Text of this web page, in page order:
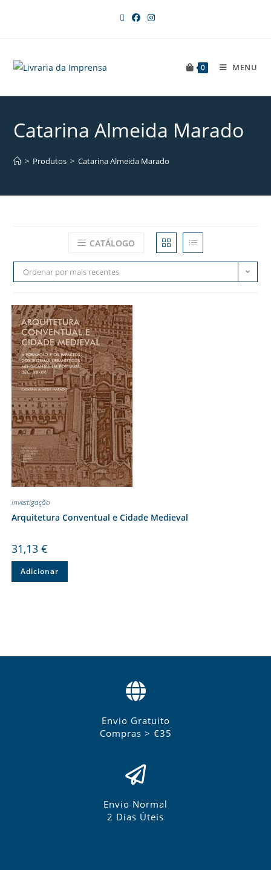
0 MENU
Catarina Almeida Marado
> Produtos > Catarina Almeida Marado
CATÁLOGO
Ordenar por mais recentes
Investigação
Arquitetura Conventual e Cidade Medieval
31,13 €
Adicionar
Envio Gratuito
Compras > €35
Envio Normal
2 Dias Úteis